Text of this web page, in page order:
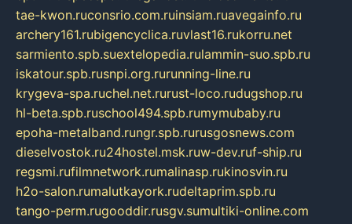
tae-kwon.ruconsrio.com.ruinsiam.ruavegainfo.ru
archery161.rubigencyclica.ruvlast16.rukorru.net
sarmiento.spb.suextelopedia.rulammin-suo.spb.ru
iskatour.spb.rusnpi.org.rurunning-line.ru
krygeva-spa.ruchel.net.rurust-loco.rudugshop.ru
hl-beta.spb.ruschool494.spb.rumymubaby.ru
epoha-metalband.rungr.spb.rurusgosnews.com
dieselvostok.ru24hostel.msk.ruw-dev.ruf-ship.ru
regsmi.rufilmnetwork.rumalinasp.rukinosvin.ru
h2o-salon.rumalutkayork.rudeltaprim.spb.ru
tango-perm.rugooddir.rusgv.sumultiki-online.com